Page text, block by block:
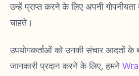
उन्हें प्राप्त करने के लिए अपनी गोपनीयता
चाहते।
उपयोगकर्ताओं को उनकी संचार आदतों के
जानकारी प्रदान करने के लिए, हमने